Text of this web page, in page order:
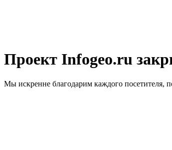
Проект Infogeo.ru
Мы искренне благодарим каждого посетителя,